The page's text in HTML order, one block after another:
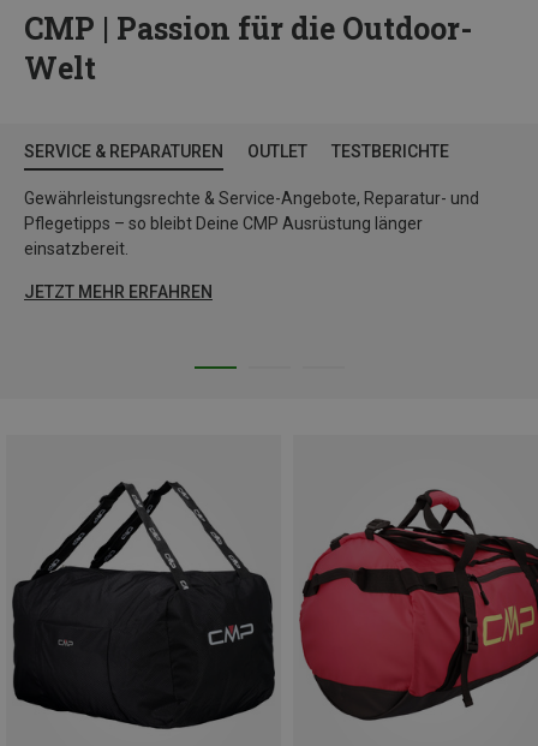
CMP | Passion für die Outdoor-
Welt
SERVICE & REPARATUREN OUTLET TESTBERICHTE
Gewährleistungsrechte & Service-Angebote, Reparatur- und
Pflegetipps – so bleibt Deine CMP Ausrüstung länger
einsatzbereit.
JETZT MEHR ERFAHREN